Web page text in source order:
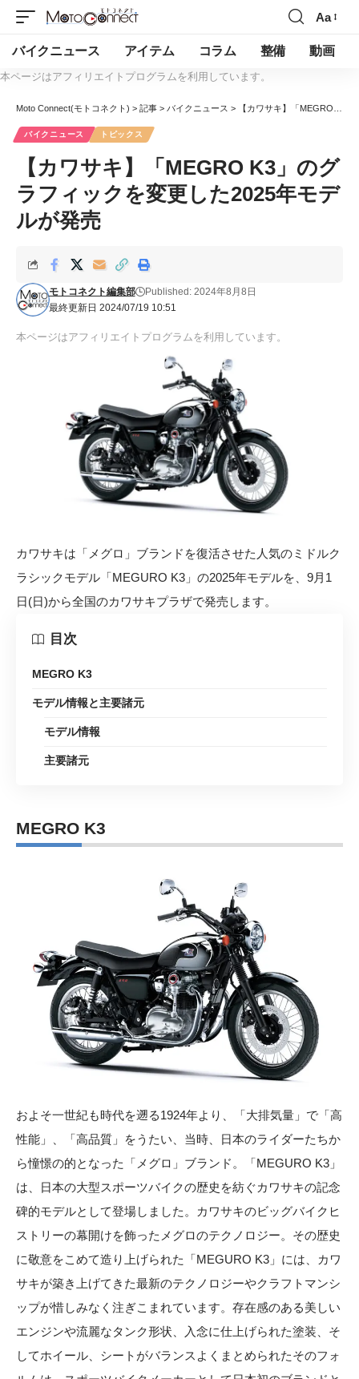
Aa
バイクニュース アイテム コラム 整備 動画
本ページはアフィリエイトプログラムを利用しています。
Moto Connect(モトコネクト) > 記事 > バイクニュース > 【カワサキ】「MEGRO K3」のグラフィックを変更した2025年モデルが発売
バイクニュース トピックス
【カワサキ】「MEGRO K3」のグ
ラフィックを変更した2025年モデ
ルが発売
最終更新日 2024/07/19 10:51
モトコネクト編集部 Published: 2024年8月8日
本ページはアフィリエイトプログラムを利用しています。
カワサキは「メグロ」ブランドを復活させた人気のミドルク
ラシックモデル「MEGURO K3」の2025年モデルを、9月1
日(日)から全国のカワサキプラザで発売します。
目次
MEGRO K3
モデル情報と主要諸元
モデル情報
主要諸元
MEGRO K3
およそ一世紀も時代を遡る1924年より、「大排気量」で「高
性能」、「高品質」をうたい、当時、日本のライダーたちか
ら憧憬の的となった「メグロ」ブランド。「MEGURO K3」
は、日本の大型スポーツバイクの歴史を紡ぐカワサキの記念
碑的モデルとして登場しました。カワサキのビッグバイクヒ
ストリーの幕開けを飾ったメグロのテクノロジー。その歴史
に敬意をこめて造り上げられた「MEGURO K3」には、カワ
サキが築き上げてきた最新のテクノロジーやクラフトマンシ
ップが惜しみなく注ぎこまれています。存在感のある美しい
エンジンや流麗なタンク形状、入念に仕上げられた塗装、そ
してホイール、シートがバランスよくまとめられたそのフォ